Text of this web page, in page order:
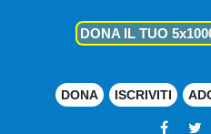
DONA IL TUO
DONA ISCRIVITI